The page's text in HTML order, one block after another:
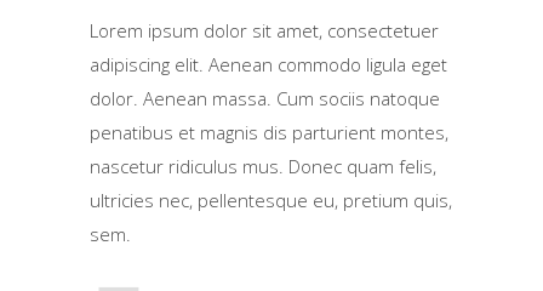
Lorem ipsum dolor sit amet, consectetuer
adipiscing elit. Aenean commodo ligula eget
dolor. Aenean massa. Cum sociis natoque
penatibus et magnis dis parturient montes,
nascetur ridiculus mus. Donec quam felis,
ultricies nec, pellentesque eu, pretium quis,
sem.